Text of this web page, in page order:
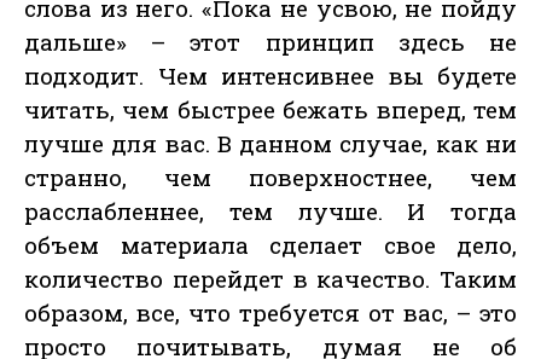
слова из него. «Пока не усвою, не пойду
дальше» – этот принцип здесь не
подходит. Чем интенсивнее вы будете
читать, чем быстрее бежать вперед, тем
лучше для вас. В данном случае, как ни
странно, чем поверхностнее, чем
расслабленнее, тем лучше. И тогда
объем материала сделает свое дело,
количество перейдет в качество. Таким
образом, все, что требуется от вас, – это
просто почитывать, думая не об